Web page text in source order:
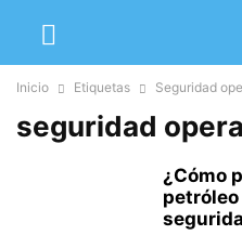
Inicio Etiquetas Seguridad
seguridad
¿Cómo
petróleo